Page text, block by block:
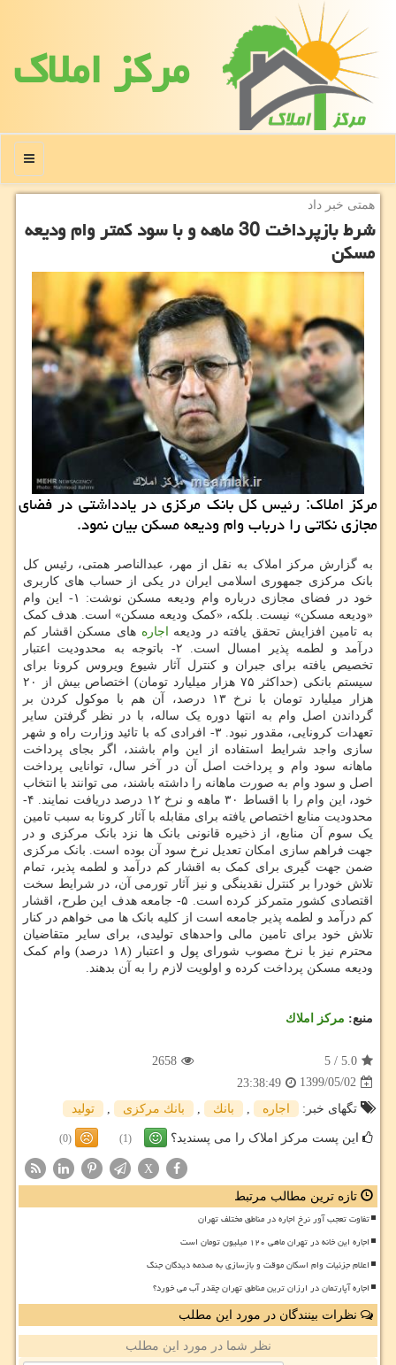
مركز املاك
منو
همتی خبر داد
شرط بازپرداخت 30 ماهه و با سود كمتر وام ودیعه
مسكن
مركز املاك: رئیس كل بانك مركزی در یادداشتی در فضای
مجازی نكاتی را درباب وام ودیعه مسكن بیان نمود.
به گزارش مرکز املاک به نقل از مهر، عبدالناصر همتی، رئیس کل
بانک مرکزی جمهوری اسلامی ایران در یکی از حساب های کاربری
خود در فضای مجازی درباره وام ودیعه مسکن نوشت: ۱- این وام
«ودیعه مسکن» نیست. بلکه، «کمک ودیعه مسکن» است. هدف کمک
به تامین افزایش تحقق یافته در ودیعه
اجاره های مسکن اقشار کم
درآمد و لطمه پذیر امسال است. ۲- باتوجه به محدودیت اعتبار
تخصیص یافته برای جبران و کنترل آثار شیوع ویروس کرونا برای
سیستم بانکی (حداکثر ۷۵ هزار میلیارد تومان) اختصاص بیش از ۲۰
هزار میلیارد تومان با نرخ ۱۳ درصد، آن هم با موکول کردن بر
گرداندن اصل وام به انتها دوره یک ساله، با در نظر گرفتن سایر
تعهدات کرونایی، مقدور نبود. ۳- افرادی که با تائید وزارت راه و شهر
سازی واجد شرایط استفاده از این وام باشند، اگر بجای پرداخت
ماهانه سود وام و پرداخت اصل آن در آخر سال، توانایی پرداخت
اصل و سود وام به صورت ماهانه را داشته باشند، می توانند با انتخاب
خود، این وام را با اقساط ۳۰ ماهه و نرخ ۱۲ درصد دریافت نمایند. ۴-
محدودیت منابع اختصاص یافته برای مقابله با آثار کرونا به سبب تامین
یک سوم آن منابع، از ذخیره قانونی بانک ها نزد بانک مرکزی و در
جهت فراهم سازی امکان تعدیل نرخ سود آن بوده است. بانک مرکزی
ضمن جهت گیری برای کمک به اقشار کم درآمد و لطمه پذیر، تمام
تلاش خودرا بر کنترل نقدینگی و نیز آثار تورمی آن، در شرایط سخت
اقتصادی کشور متمرکز کرده است. ۵- جامعه هدف این طرح، اقشار
کم درآمد و لطمه پذیر جامعه است از کلیه بانک ها می خواهم در کنار
تلاش خود برای تامین مالی واحدهای تولیدی، برای سایر متقاضیان
محترم نیز با نرخ مصوب شورای پول و اعتبار (۱۸ درصد) وام کمک
ودیعه مسکن پرداخت کرده و اولویت لازم را به آن بدهند.
منبع: مركز املاك
5.0
/
5
2658
1399/05/02
23:38:49
تگهای خبر:
اجاره , بانك , بانك مركزی , تولید
این پست مرکز املاک را می پسندید؟ (1)
(0)
X
تازه ترین مطالب مرتبط
تفاوت تعجب آور نرخ اجاره در مناطق مختلف تهران
اجاره این خانه در تهران ماهی ۱۲۰ میلیون تومان است
اعلام جزئیات وام اسکان موقت و بازسازی به صدمه دیدگان جنگ
اجاره آپارتمان در ارزان ترین مناطق تهران چقدر آب می خورد؟
نظرات بینندگان در مورد این مطلب
نظر شما در مورد این مطلب